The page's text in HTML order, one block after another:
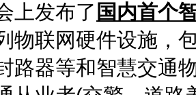
上发布了 国内首个
物联网硬件设施，
路器等和智慧交通